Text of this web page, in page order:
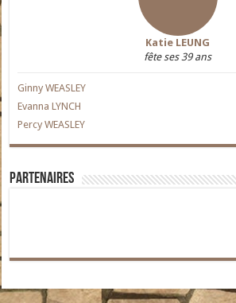
Katie LEUNG
fête ses 39 ans
Ginny WEASLEY
Evanna LYNCH
Percy WEASLEY
Partenaires